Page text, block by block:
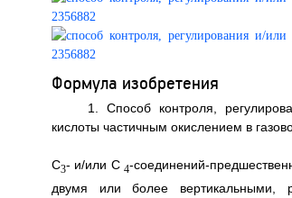
Формула изобретения
1. Способ контроля,
кислоты частичным окислением в
С3- и/или С4-соединений-
двумя или более вертикальными,